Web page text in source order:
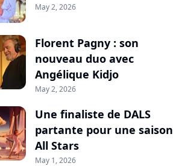
May 2, 2026
Florent Pagny : son
nouveau duo avec
Angélique Kidjo
May 2, 2026
Une finaliste de DALS
partante pour une saison
All Stars
May 1, 2026